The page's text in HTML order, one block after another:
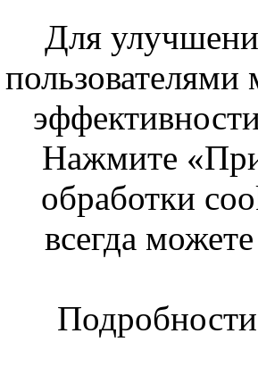
Для
Нажмите
обработки
всегда